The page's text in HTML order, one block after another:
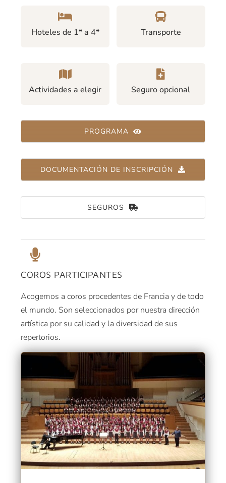
Hoteles de 1* a 4* Transporte
Actividades a elegir Seguro opcional
PROGRAMA
DOCUMENTACIÓN DE INSCRIPCIÓN
SEGUROS
COROS PARTICIPANTES
Acogemos a coros procedentes de Francia y de todo
el mundo. Son seleccionados por nuestra dirección
artística por su calidad y la diversidad de sus
repertorios.